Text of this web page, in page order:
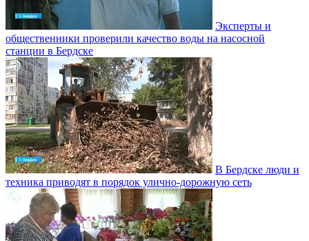
Эксперты и
общественники проверили качество воды на насосной
станции в Бердске
В Бердске люди и
техника приводят в порядок улично‑дорожную сеть